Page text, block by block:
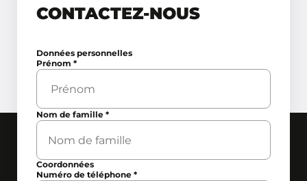
CONTACTEZ-NOUS
Données personnelles
Prénom*
Nom de famille*
Coordonnées
Numéro de téléphone*